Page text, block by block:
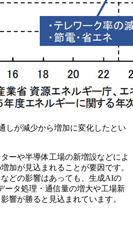
しが減少から増加に変化したとい
ーや半導体工場の新増設などによ
加が見込まれることが要因 です。
どの影響はあっても、生成AIの
ータ処理・通信量の増大や工場新
響が勝ると見込まれています。